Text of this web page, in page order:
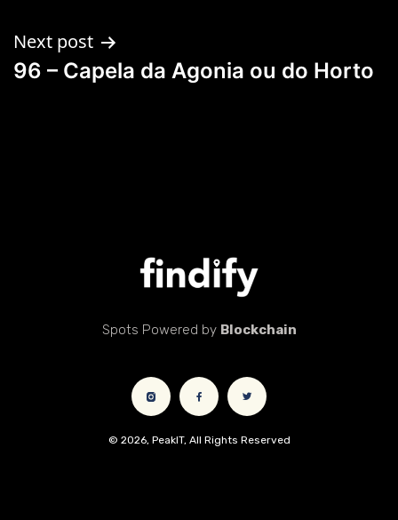
Next post
96 – Capela da Agonia ou do Horto
Spots Powered by Blockchain
© 2026, PeakIT, All Rights Reserved